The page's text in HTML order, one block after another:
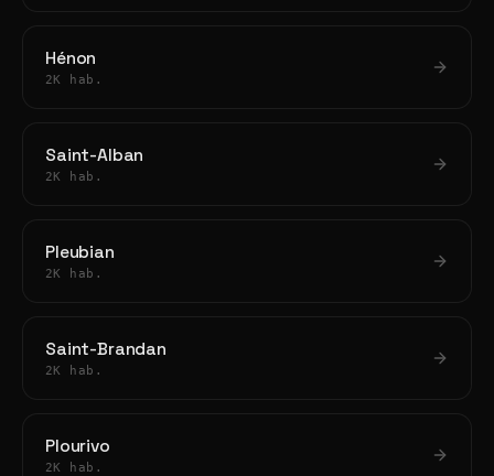
Hénon
2K hab.
Saint-Alban
2K hab.
Pleubian
2K hab.
Saint-Brandan
2K hab.
Plourivo
2K hab.